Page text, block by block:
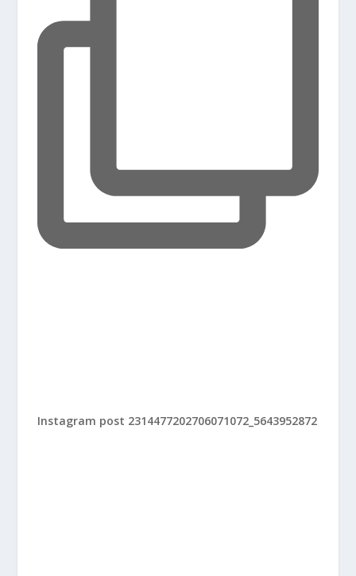
Instagram post 2314477202706071072_5643952872